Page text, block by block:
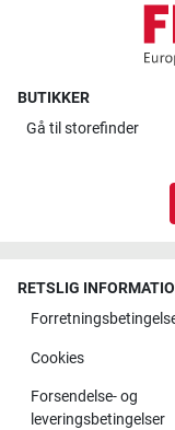
BUTIKKER
Gå til storefinder
RETSLIG
Cookies
Forsendelse- og
leveringsbetingelser